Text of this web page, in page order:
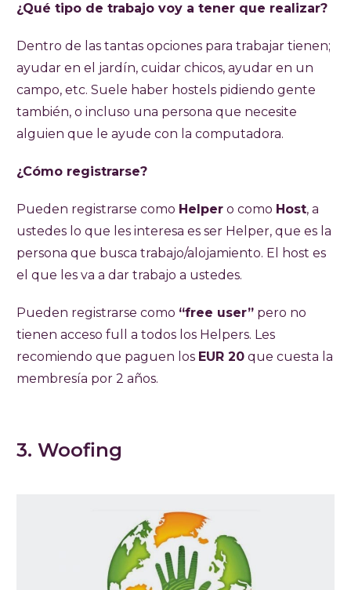
¿Qué tipo de trabajo voy a tener que realizar?
Dentro de las tantas opciones para trabajar tienen;
ayudar en el jardín, cuidar chicos, ayudar en un
campo, etc. Suele haber hostels pidiendo gente
también, o incluso una persona que necesite
alguien que le ayude con la computadora.
¿Cómo registrarse?
Pueden registrarse como Helper o como Host, a
ustedes lo que les interesa es ser Helper, que es la
persona que busca trabajo/alojamiento. El host es
el que les va a dar trabajo a ustedes.
Pueden registrarse como “free user” pero no
tienen acceso full a todos los Helpers. Les
recomiendo que paguen los EUR 20 que cuesta la
membresía por 2 años.
3. Woofing